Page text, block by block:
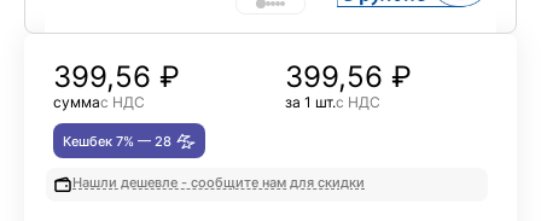
399,56 ₽
суммас НДС
399,56 ₽
за 1 шт.с НДС
Кешбек 7% — 28
Нашли дешевле - сообщите нам для скидки